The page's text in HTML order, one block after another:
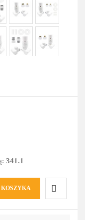
341.1
KOSZYKA
Do